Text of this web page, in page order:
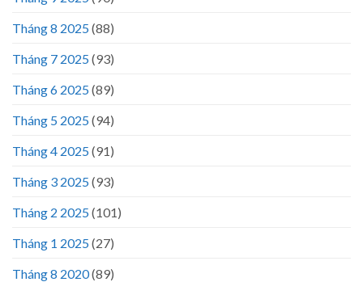
Tháng 8 2025(88)
Tháng 7 2025(93)
Tháng 6 2025(89)
Tháng 5 2025(94)
Tháng 4 2025(91)
Tháng 3 2025(93)
Tháng 2 2025(101)
Tháng 1 2025(27)
Tháng 8 2020(89)